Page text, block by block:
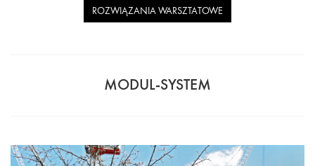
ROZWIĄZANIA WARSZTATOWE
MODUL-SYSTEM